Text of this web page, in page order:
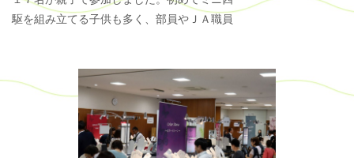
駆を組み立てる子供も多く、部員やＪＡ職員